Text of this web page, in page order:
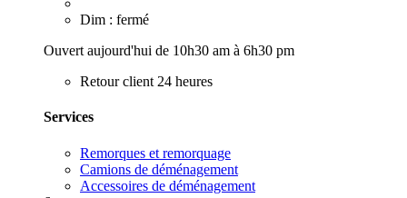
Dim : fermé
Ouvert aujourd'hui de 10h30 am à 6h30 pm
Retour client 24 heures
Services
Remorques et remorquage
Camions de déménagement
Accessoires de déménagement